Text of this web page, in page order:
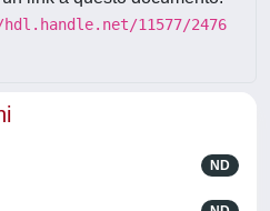
11577/2476
ND